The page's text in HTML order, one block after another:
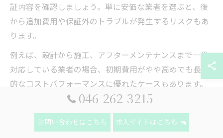
証内容を確認しましょう。単に安価な業者を選ぶと、後
から追加費用や保証外のトラブルが発生するリスクもあ
ります。
例えば、設計から施工、アフターメンテナンスまで一貫
対応している業者の場合、初期費用がやや高めでも長期
的なコストパフォーマンスに優れたケースもあります。
逆に、部分的な工事のみを請け負う業者は、トータルコ
ストやトラブル対応力に注意が必要です。
サービス内容の見極めには、過去の施工実績や口コミ、
046-262-3215
お問い合わせはこちら 求人サイトはこちら